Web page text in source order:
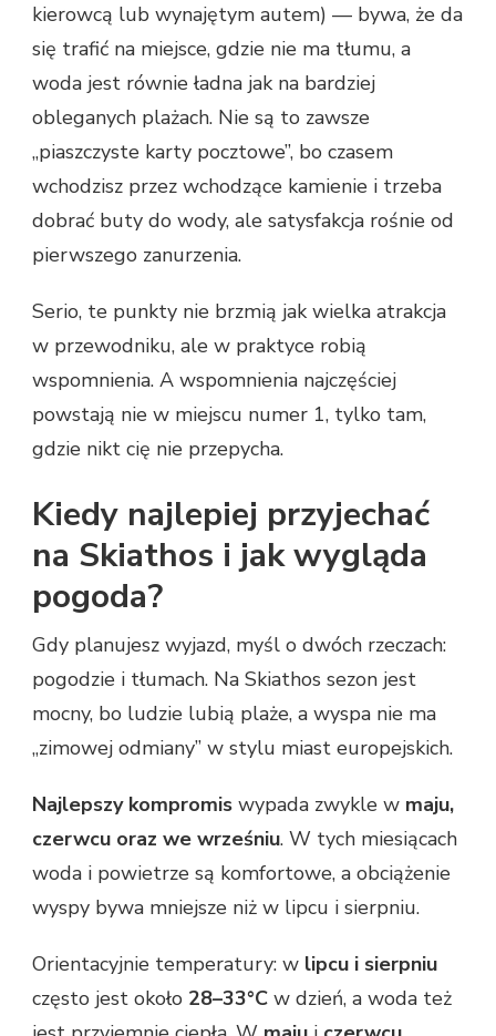
kierowcą lub wynajętym autem) — bywa, że da
się trafić na miejsce, gdzie nie ma tłumu, a
woda jest równie ładna jak na bardziej
obleganych plażach. Nie są to zawsze
„piaszczyste karty pocztowe”, bo czasem
wchodzisz przez wchodzące kamienie i trzeba
dobrać buty do wody, ale satysfakcja rośnie od
pierwszego zanurzenia.
Serio, te punkty nie brzmią jak wielka atrakcja
w przewodniku, ale w praktyce robią
wspomnienia. A wspomnienia najczęściej
powstają nie w miejscu numer 1, tylko tam,
gdzie nikt cię nie przepycha.
Kiedy najlepiej przyjechać
na Skiathos i jak wygląda
pogoda?
Gdy planujesz wyjazd, myśl o dwóch rzeczach:
pogodzie i tłumach. Na Skiathos sezon jest
mocny, bo ludzie lubią plaże, a wyspa nie ma
„zimowej odmiany” w stylu miast europejskich.
Najlepszy kompromis wypada zwykle w maju,
czerwcu oraz we wrześniu. W tych miesiącach
woda i powietrze są komfortowe, a obciążenie
wyspy bywa mniejsze niż w lipcu i sierpniu.
Orientacyjnie temperatury: w lipcu i sierpniu
często jest około 28–33°C w dzień, a woda też